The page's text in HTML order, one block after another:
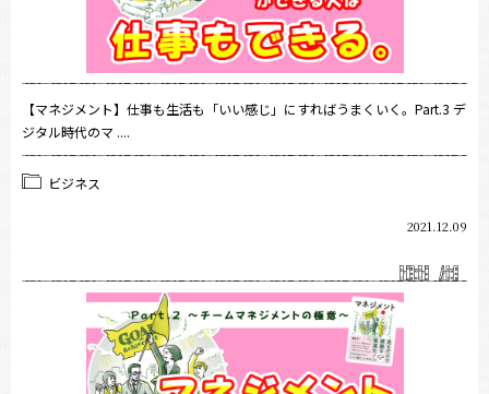
【マネジメント】仕事も生活も「いい感じ」にすればうまくいく。Part.3 デ
ジタル時代のマ ....
ビジネス
2021.12.09